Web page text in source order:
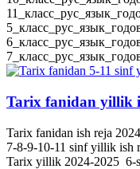
Tarix fanidan yillik
Tarix fanidan ish reja
7-8-9-10-11 sinf yillik ish
Tarix yillik 2024-2025 6-